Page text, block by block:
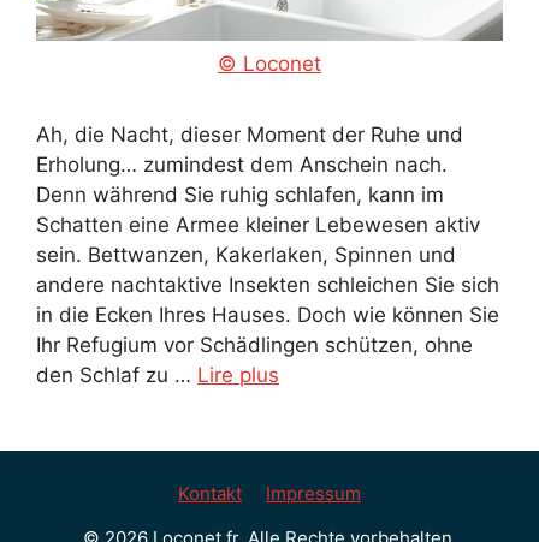
© Loconet
Ah, die Nacht, dieser Moment der Ruhe und
Erholung… zumindest dem Anschein nach.
Denn während Sie ruhig schlafen, kann im
Schatten eine Armee kleiner Lebewesen aktiv
sein. Bettwanzen, Kakerlaken, Spinnen und
andere nachtaktive Insekten schleichen Sie sich
in die Ecken Ihres Hauses. Doch wie können Sie
Ihr Refugium vor Schädlingen schützen, ohne
den Schlaf zu … Lire plus
Kontakt
Impressum